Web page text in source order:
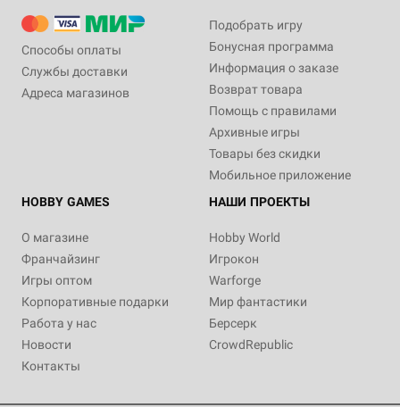
Способы оплаты
Службы доставки
Адреса магазинов
Подобрать игру
Бонусная программа
Информация о заказе
Возврат товара
Помощь с правилами
Архивные игры
Товары без скидки
Мобильное приложение
HOBBY GAMES
О магазине
Франчайзинг
Игры оптом
Корпоративные подарки
Работа у нас
Новости
Контакты
НАШИ ПРОЕКТЫ
Hobby World
Игрокон
Warforge
Мир фантастики
Берсерк
CrowdRepublic